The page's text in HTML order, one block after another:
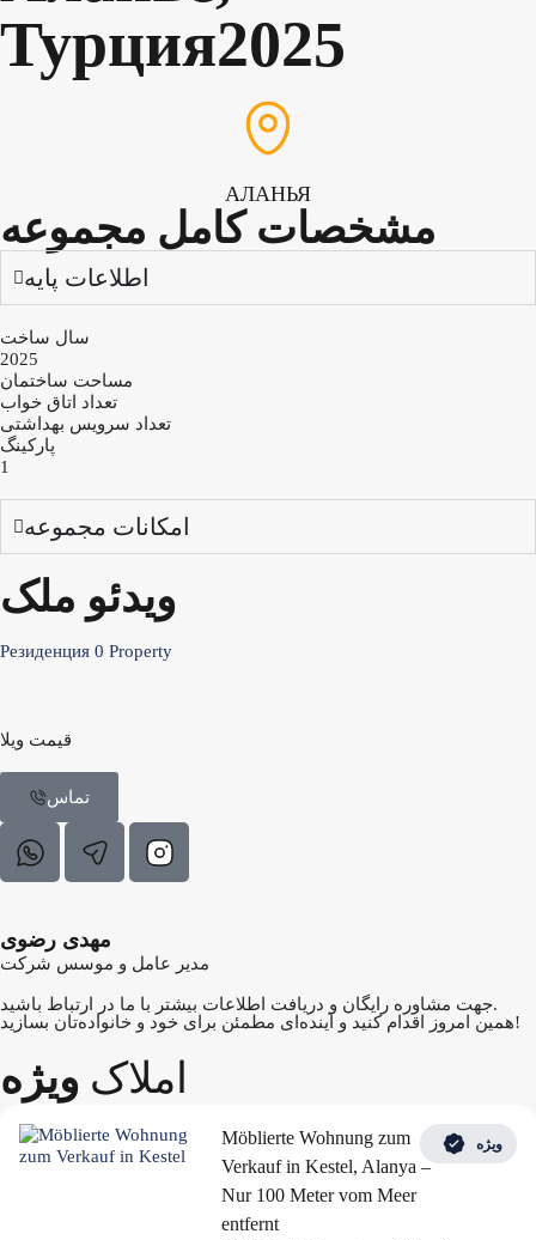
Турция2025
АЛАНЬЯ
مشخصات کامل مجموعه
اطلاعات پایه
سال ساخت
2025
مساحت ساختمان
تعداد اتاق خواب
تعداد سرویس بهداشتی
پارکینگ
1
امکانات مجموعه
ویدئو ملک
Резиденция 0 Property
قیمت ویلا
تماس
مهدی رضوی
مدیر عامل و موسس شرکت
جهت مشاوره رایگان و دریافت اطلاعات بیشتر با ما در ارتباط باشید.
همین امروز اقدام کنید و آینده‌ای مطمئن برای خود و خانواده‌تان بسازید!
املاک ویژه
Möblierte Wohnung zum
Verkauf in Kestel, Alanya –
Nur 100 Meter vom Meer
entfernt
ویژه